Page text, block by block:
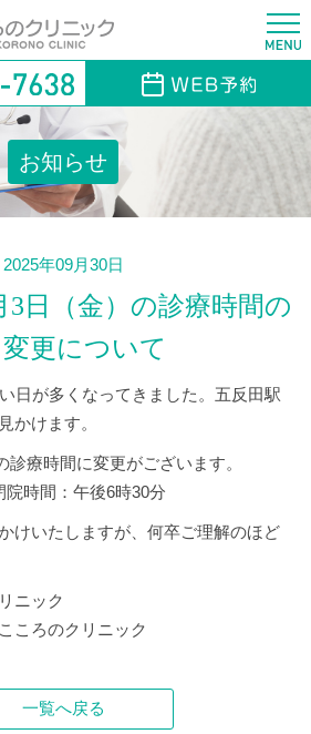
お知らせ
2025年09月30日
3日（金）の診療時間の
変更について
日が多くなってきました。五反田駅
かけます。
診療時間に変更がございます。
時間：午後6時30分
けいたしますが、何卒ご理解のほど
ニック
ろのクリニック
一覧へ戻る